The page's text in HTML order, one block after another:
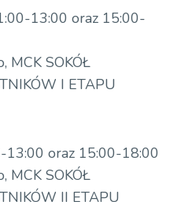
13:00 oraz 15:00-
MCK SOKÓŁ
I ETAPU
13:00 oraz 15:00-18:00
MCK SOKÓŁ
II ETAPU